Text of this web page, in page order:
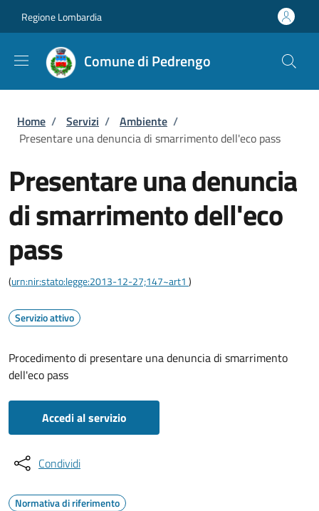
Regione Lombardia
Comune di Pedrengo
Briciole di pane
Home / Servizi / Ambiente /
Presentare una denuncia di smarrimento dell'eco pass
Presentare una denuncia
di smarrimento dell'eco
pass
(urn:nir:stato:legge:2013-12-27;147~art1 )
Servizio attivo
Procedimento di presentare una denuncia di smarrimento
dell'eco pass
Accedi al servizio
Condividi
Normativa di riferimento